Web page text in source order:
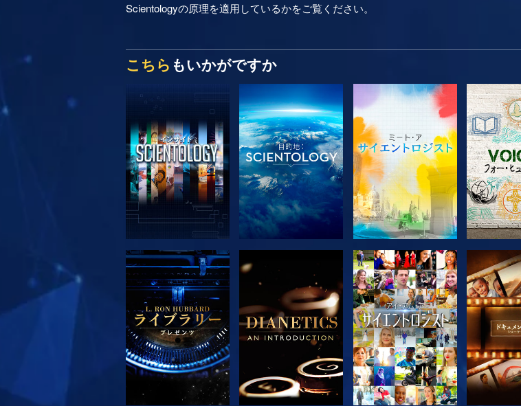
Scientologyの原理を適用しているかをご覧ください。
こちら もいかがですか
シリーズを探求 シリーズを探求 シリーズを探求 シリー